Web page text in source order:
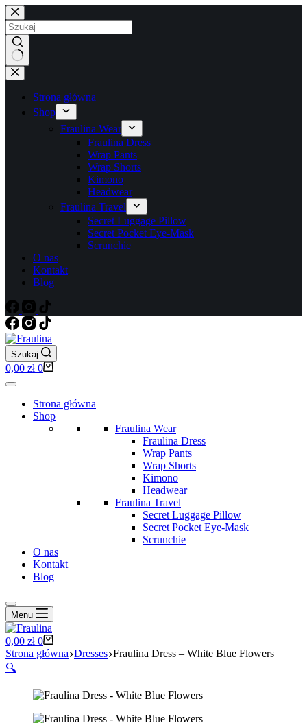
Przejdź
do
treści
Brak
wyników
Strona główna
Shop
Fraulina Wear
Fraulina Dress
Wrap Pants
Wrap Shorts
Kimono
Headwear
Fraulina Travel
Secret Luggage Pillow
Secret Pocket Eye-Mask
Scrunchie
O nas
Kontakt
Blog
Szukaj
Koszyk
0,00 zł 0
Strona główna
Shop
Fraulina Wear
Fraulina Dress
Wrap Pants
Wrap Shorts
Kimono
Headwear
Fraulina Travel
Secret Luggage Pillow
Secret Pocket Eye-Mask
Scrunchie
O nas
Kontakt
Blog
Menu
Koszyk
0,00 zł 0
Strona główna Dresses Fraulina Dress – White Blue Flowers
🔍